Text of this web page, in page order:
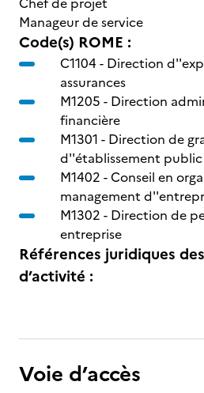
Manageur de service
Code(s) ROME :
C1104 - Direction
assurances
M1205 - Direction
financière
M1301 - Direction de
d''établissement public
M1402 -Conseil en
management
M1302 - Direction de
entreprise
Références juridiques
d’activité :
Voie d’accès